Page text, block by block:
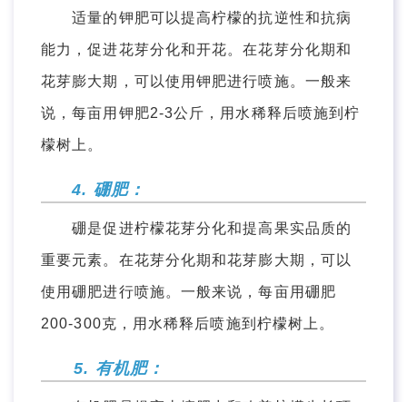
适量的钾肥可以提高柠檬的抗逆性和抗病
能力，促进花芽分化和开花。在花芽分化期和
花芽膨大期，可以使用钾肥进行喷施。一般来
说，每亩用钾肥2-3公斤，用水稀释后喷施到柠
檬树上。
4. 硼肥：
硼是促进柠檬花芽分化和提高果实品质的
重要元素。在花芽分化期和花芽膨大期，可以
使用硼肥进行喷施。一般来说，每亩用硼肥
200-300克，用水稀释后喷施到柠檬树上。
5. 有机肥：